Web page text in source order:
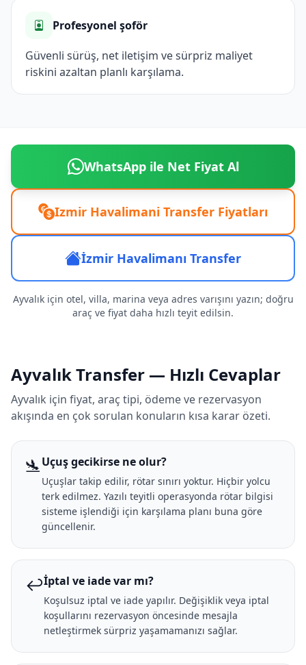
Profesyonel şoför
Güvenli sürüş, net iletişim ve sürpriz maliyet
riskini azaltan planlı karşılama.
WhatsApp ile Net Fiyat Al
Izmir Havalimani Transfer Fiyatları
İzmir Havalimanı Transfer
Ayvalık için otel, villa, marina veya adres varışını yazın; doğru
araç ve fiyat daha hızlı teyit edilsin.
Ayvalık Transfer — Hızlı Cevaplar
Ayvalık için fiyat, araç tipi, ödeme ve rezervasyon
akışında en çok sorulan konuların kısa karar özeti.
🛬Uçuş gecikirse ne olur?
Uçuşlar takip edilir, rötar sınırı yoktur. Hiçbir yolcu
terk edilmez. Yazılı teyitli operasyonda rötar bilgisi
sisteme işlendiği için karşılama planı buna göre
güncellenir.
↩️İptal ve iade var mı?
Koşulsuz iptal ve iade yapılır. Değişiklik veya iptal
koşullarını rezervasyon öncesinde mesajla
netleştirmek sürpriz yaşamamanızı sağlar.